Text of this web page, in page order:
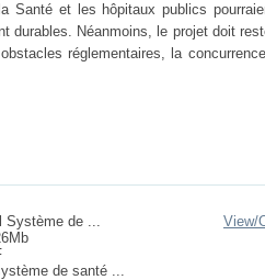
Santé et les hôpitaux publics
durables. Néanmoins, le projet doit
réglementaires, la
Système de ...
de santé ...
View/